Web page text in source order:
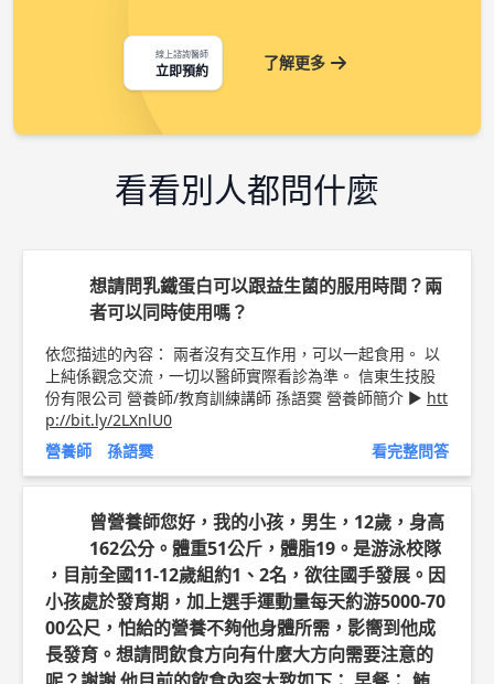
線上諮詢醫師
立即預約 了解更多
看看別人都問什麼
想請問乳鐵蛋白可以跟益生菌的服用時間？兩
者可以同時使用嗎？
依您描述的內容： 兩者沒有交互作用，可以一起食用。 以
上純係觀念交流，一切以醫師實際看診為準。 信東生技股
份有限公司 營養師/教育訓練講師 孫語霙 營養師簡介 ► htt
p://bit.ly/2LXnlU0
營養師 孫語霙
看完整問答
曾營養師您好，我的小孩，男生，12歲，身高
162公分。體重51公斤，體脂19。是游泳校隊
，目前全國11-12歲組約1、2名，欲往國手發展。因
小孩處於發育期，加上選手運動量每天約游5000-70
00公尺，怕給的營養不夠他身體所需，影嚮到他成
長發育。想請問飲食方向有什麼大方向需要注意的